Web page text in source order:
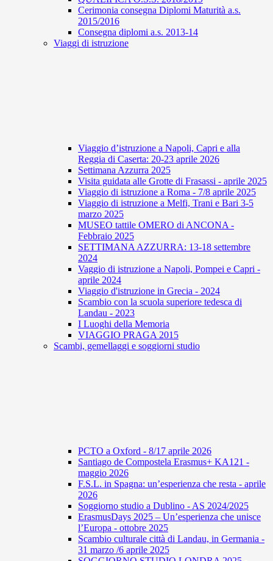
Cerimonia consegna Diplomi Maturità a.s.
2015/2016
Consegna diplomi a.s. 2013-14
Viaggi di istruzione
Viaggio d’istruzione a Napoli, Capri e alla
Reggia di Caserta: 20-23 aprile 2026
Settimana Azzurra 2025
Visita guidata alle Grotte di Frasassi - aprile 2025
Viaggio di istruzione a Roma - 7/8 aprile 2025
Viaggio di istruzione a Melfi, Trani e Bari 3-5
marzo 2025
MUSEO tattile OMERO di ANCONA -
Febbraio 2025
SETTIMANA AZZURRA: 13-18 settembre
2024
Vaggio di istruzione a Napoli, Pompei e Capri -
aprile 2024
Viaggio d'istruzione in Grecia - 2024
Scambio con la scuola superiore tedesca di
Landau - 2023
I Luoghi della Memoria
VIAGGIO PRAGA 2015
Scambi, gemellaggi e soggiorni studio
PCTO a Oxford - 8/17 aprile 2026
Santiago de Compostela Erasmus+ KA121 -
maggio 2026
F.S.L. in Spagna: un’esperienza che resta - aprile
2026
Soggiorno studio a Dublino - AS 2024/2025
ErasmusDays 2025 – Un’esperienza che unisce
l’Europa - ottobre 2025
Scambio culturale città di Landau, in Germania -
31 marzo /6 aprile 2025